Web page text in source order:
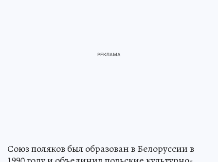
Союз поляков был образован в Белоруссии в